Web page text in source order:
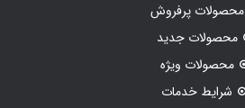
محصولات پرفروش
محصولات جدید
محصولات ویژه
شرایط خدمات